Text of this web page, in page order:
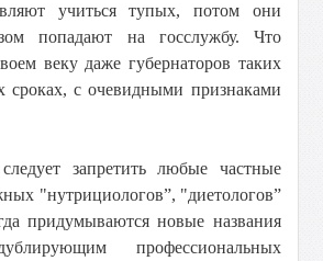
учиться тупых, потом они
попадают на госслужбу. Что
веку даже губернаторов таких
сроках, с очевидными признаками
следует запретить любые частные
"нутрициологов”, "диетологов”
придумываются новые названия
профессиональных